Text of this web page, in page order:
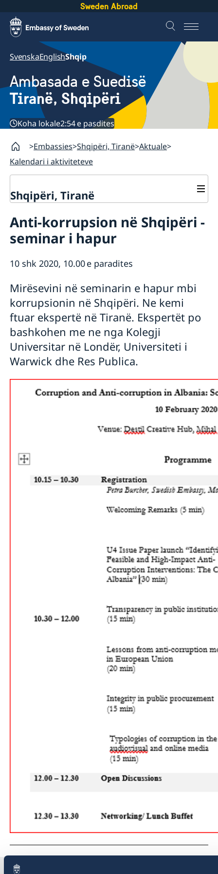
Sweden Abroad
SvenskaEnglishShqip
Ambasada e Suedisë
Tiranë, Shqipëri
Koha lokale2:54 e pasdites
Embassies Shqipëri, Tiranë Aktuale
Kalendari i aktiviteteve
Shqipëri, Tiranë
Rreth nesh
Ambasador
Aktuale
Kalendari i aktiviteteve
Anti-korrupsion në Shqipëri -
seminar i hapur
10 shk 2020, 10.00 e paradites
Mirësevini në seminarin e hapur mbi
korrupsionin në Shqipëri. Ne kemi
ftuar ekspertë në Tiranë. Ekspertët po
bashkohen me ne nga Kolegji
Universitar në Londër, Universiteti i
Warwick dhe Res Publica.